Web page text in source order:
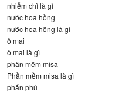
nhiễm chì là gì
nước hoa hồng
nước hoa hồng là gì
ô mai
ô mai là gì
phần mềm misa
Phần mềm misa là gì
phấn phủ